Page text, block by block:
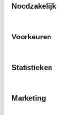
advertenties.
gebruik van
verzameld via
is de
die door hun
Noodzakelijk
Voorkeuren
Statistieken
Marketing